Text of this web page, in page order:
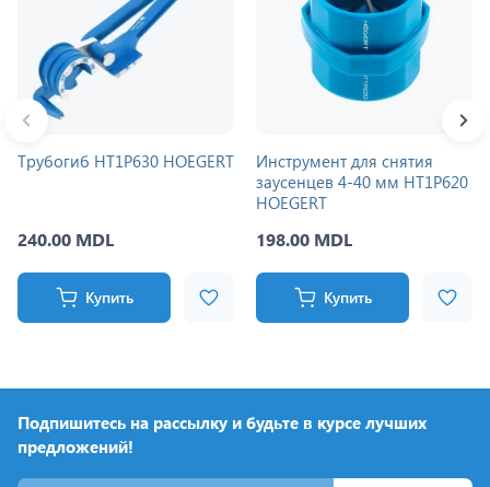
Трубогиб HT1P630 HOEGERT
240.00 MDL
Купить
Инструмент для снятия
заусенцев 4-40 мм HT1P620
HOEGERT
198.00 MDL
Купить
Подпишитесь на рассылку и будьте в курсе лучших
предложений!